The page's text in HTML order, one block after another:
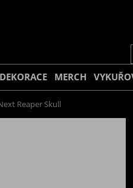
DEKORACE MERCH
Reaper Skull